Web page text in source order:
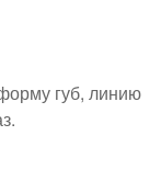
губ, линию